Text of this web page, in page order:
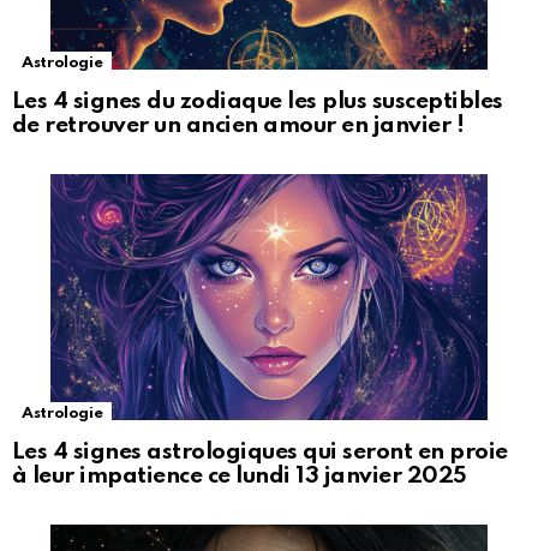
Astrologie
Les 4 signes du zodiaque les plus susceptibles
de retrouver un ancien amour en janvier !
Astrologie
Les 4 signes astrologiques qui seront en proie
à leur impatience ce lundi 13 janvier 2025